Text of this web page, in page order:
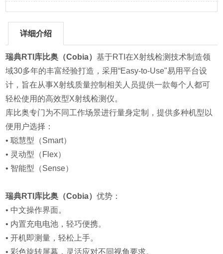
详细介绍
瑞典RTI库比奥（Cobia）基于RTI在X射线检测技术制造领
域30多年的丰富经验打造，采用“Easy-to-Use"易用平台设
计，旨在从事X射线质量控制相关人员提供一款每个人都可
轻松使用的高效型X射线检测仪。
库比奥专门为不同工作场景进行量身定制，提供多种机型以
便用户选择：
• 聪慧型（Smart）
• 灵动型（Flex）
• 智能型（Sense）
瑞典RTI库比奥（Cobia）优势：
• 中文操作界面。
• 内置充电电池，轻巧便携。
• 开机即测量，轻松上手。
• 彩色旋转屏幕，灵活应对不同视角要求。